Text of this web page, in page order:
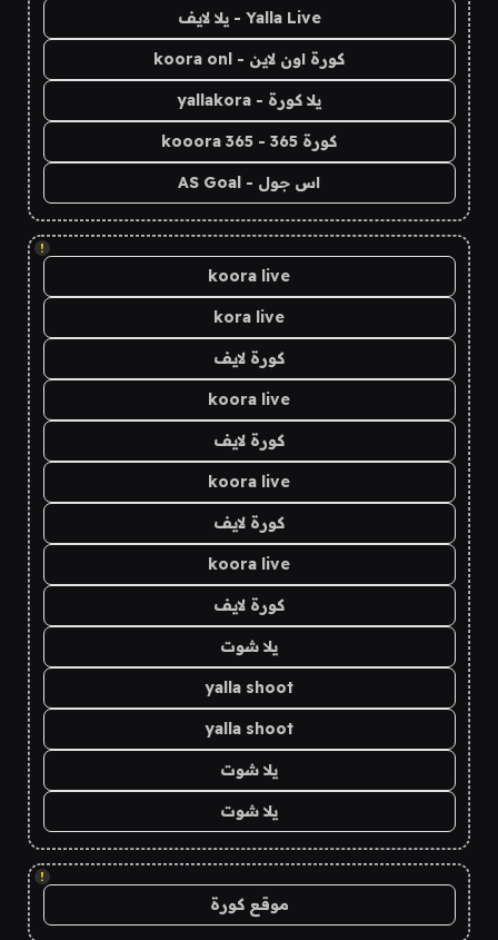
Yalla Live - يلا لايف
كورة اون لاين - koora onl
يلا كورة - yallakora
كورة 365 - kooora 365
اس جول - AS Goal
!
koora live
kora live
كورة لايف
koora live
كورة لايف
koora live
كورة لايف
koora live
كورة لايف
يلا شوت
yalla shoot
yalla shoot
يلا شوت
يلا شوت
!
موقع كورة